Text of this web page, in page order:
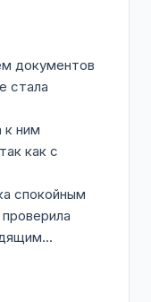
документов
стала
к ним
как с
спокойным